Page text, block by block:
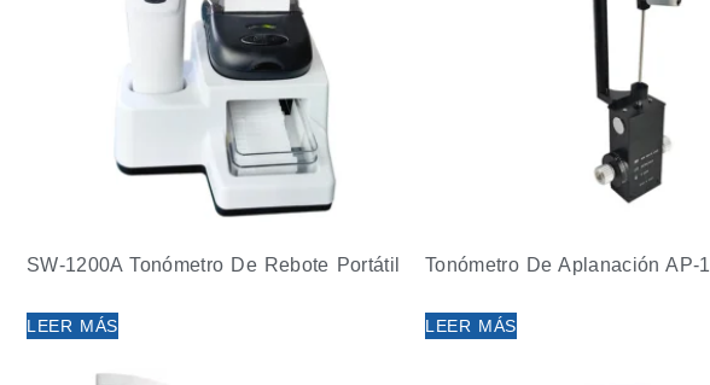
SW-1200A Tonómetro De Rebote Portátil
LEER MÁS
Tonómetro De Aplanación AP-1
LEER MÁS